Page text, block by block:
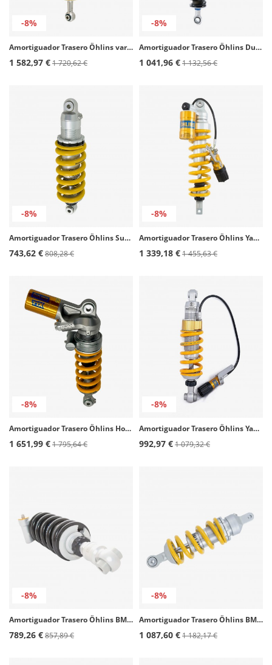
-8%
Amortiguador Trasero Öhlins varios modelos de BMW y Yamaha BM 146
1 582,97 €1 720,62 €
-8%
Amortiguador Trasero Öhlins Ducati Scrambler / Triumph Scrambler 900 / Street Scrambler (06-16) TR 927
1 041,96 €1 132,56 €
-8%
Amortiguador Trasero Öhlins Suzuki GSX-8R/S (23-26), SV 650 S (23-25) SU 481
743,62 €808,28 €
-8%
Amortiguador Trasero Öhlins Yamaha Tenere 700 (25-26), Extreme (23-24), World Raid (22-25) YA 898
1 339,18 €1 455,63 €
-8%
Amortiguador Trasero Öhlins Honda NSF 250R (12-26) AG 2506
1 651,99 €1 795,64 €
-8%
Amortiguador Trasero Öhlins Yamaha Tracer 900 (21-24) YA 581
992,97 €1 079,32 €
-8%
Amortiguador Trasero Öhlins BMW R Nine T (21-23), Pure (21-24), Racer (24) BM 654
789,26 €857,89 €
-8%
Amortiguador Trasero Öhlins BMW R Nine T Scrambler/Urban GS (21-24) BM 642
1 087,60 €1 182,17 €